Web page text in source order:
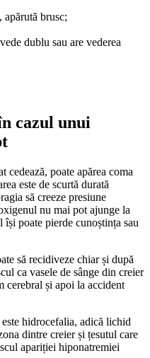
apărută brusc;
dublu sau are vederea
cazul unui
cedează, poate apărea coma
este de scurtă durată
să creeze presiune
nu mai pot ajunge la
își poate pierde cunoștința sau
să recidiveze chiar și după
ca vasele de sânge din creier
cerebral și apoi la accident
hidrocefalia, adică lichid
dintre creier și țesutul care
apariției hiponatremiei